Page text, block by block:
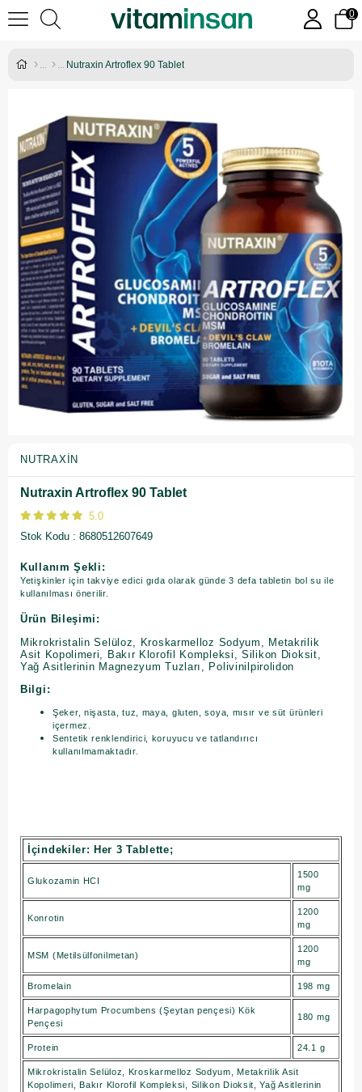
0
Nutraxin Artroflex 90 Tablet
NUTRAXIN
Nutraxin Artroflex 90 Tablet
5.0
Stok Kodu
8680512607649
Kullanım Şekli:
Yetişkinler için takviye edici gıda olarak günde 3 defa tabletin bol su ile
kullanılması önerilir.
Ürün Bileşimi:
Mikrokristalin Selüloz, Kroskarmelloz Sodyum, Metakrilik
Asit Kopolimeri, Bakır Klorofil Kompleksi, Silikon Dioksit,
Yağ Asitlerinin Magnezyum Tuzları, Polivinilpirolidon
Bilgi:
Şeker, nişasta, tuz, maya, gluten, soya, mısır ve süt ürünleri
içermez.
Sentetik renklendirici, koruyucu ve tatlandırıcı
kullanılmamaktadır.
İçindekiler: Her 3 Tablette;
Glukozamin HCI
1500
mg
Konrotin
1200
mg
MSM (Metilsülfonilmetan)
1200
mg
Bromelain 198 mg
Harpagophytum Procumbens (Şeytan pençesi) Kök
Pençesi
180 mg
Protein 24.1 g
Mikrokristalin Selüloz, Kroskarmelloz Sodyum, Metakrilik Asit
Kopolimeri, Bakır Klorofil Kompleksi, Silikon Dioksit, Yağ Asitlerinin